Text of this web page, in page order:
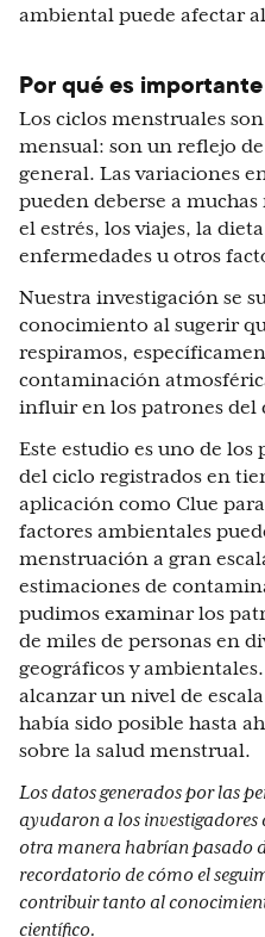
ambiental puede afectar
Por qué es
Los ciclos menstruales
mensual: son un reflejo
general. Las variaciones
pueden deberse a
el estrés, los viajes, la
enfermedades u otros
Nuestra investigación se
conocimiento al sugerir
respiramos,
contaminación
influir en los patrones del
Este estudio es uno de
del ciclo registrados en
aplicación como Clue
factores ambientales
menstruación a gran
estimaciones de
pudimos examinar los
de miles de personas en
geográficos y
alcanzar un nivel de
había sido posible hasta
sobre la salud menstrual.
Los datos generados por las
ayudaron a los investigadores
otra manera habrían pasado
recordatorio de cómo el
contribuir tanto al
científico.